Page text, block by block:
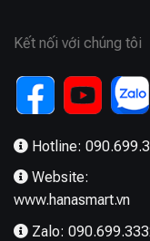
Kết nối với chúng tôi
Hotline:
Website:
www.hanasmart.vn
Zalo: